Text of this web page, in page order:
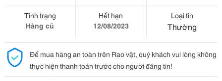
Tình trạng
Hàng cũ
Hết hạn
12/08/2023
Loại tin
Thường
Để mua hàng an toàn trên Rao vặt, quý khách vui lòng không
thực hiện thanh toán trước cho người đăng tin!